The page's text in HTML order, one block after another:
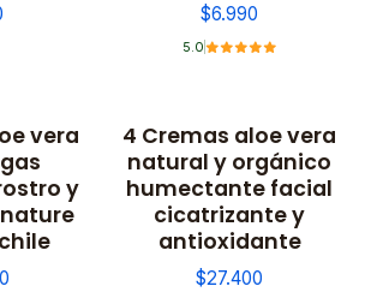
$6.990
5.0
vera
y
4 Cremas aloe vera
natural y orgánico
humectante facial
cicatrizante y
antioxidante
$27.400